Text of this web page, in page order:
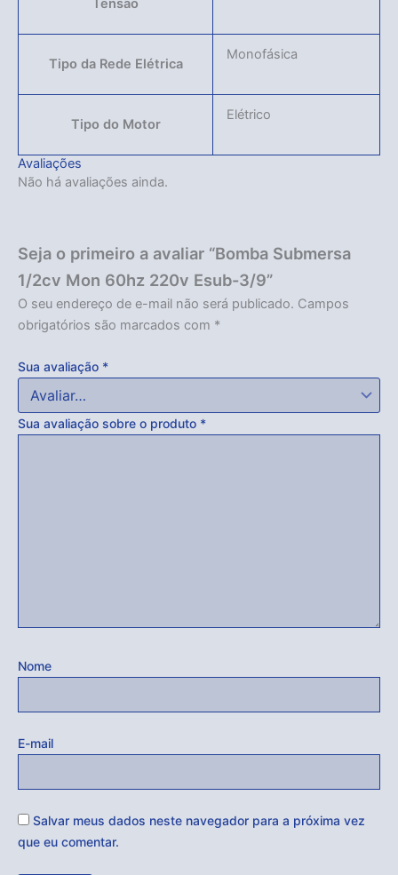
Tensão
Tipo da Rede Elétrica
Monofásica
Tipo do Motor
Elétrico
Avaliações
Não há avaliações ainda.
Seja o primeiro a avaliar “Bomba Submersa
1/2cv Mon 60hz 220v Esub-3/9”
O seu endereço de e-mail não será publicado. Campos
obrigatórios são marcados com *
Sua avaliação *
Sua avaliação sobre o produto *
Nome
E-mail
Salvar meus dados neste navegador para a próxima vez
que eu comentar.